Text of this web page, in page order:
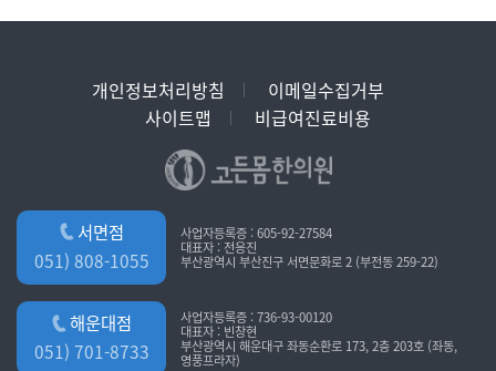
개인정보처리방침
이메일수집거부
사이트맵
비급여진료비용
서면점
051) 808-1055
사업자등록증 : 605-92-27584
대표자 : 전응진
부산광역시 부산진구 서면문화로 2 (부전동 259-22)
해운대점
051) 701-8733
사업자등록증 : 736-93-00120
대표자 : 빈창현
부산광역시 해운대구 좌동순환로 173, 2층 203호 (좌동,
영풍프라자)